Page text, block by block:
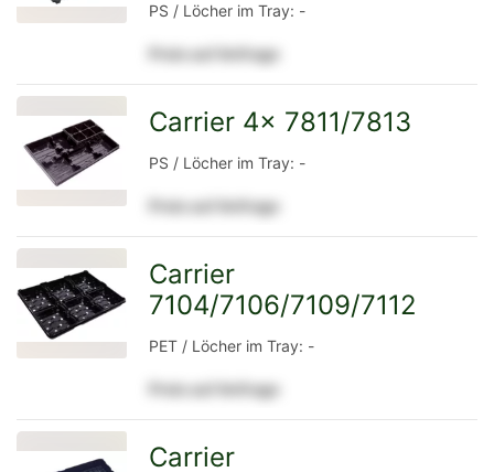
PS / Löcher im Tray: -
Preis auf Anfrage
Detailseite
Carrier 4x 7811/7813
PS / Löcher im Tray: -
Preis auf Anfrage
zur
Carrier
7104/7106/7109/7112
PET / Löcher im Tray: -
Preis auf Anfrage
Carrier